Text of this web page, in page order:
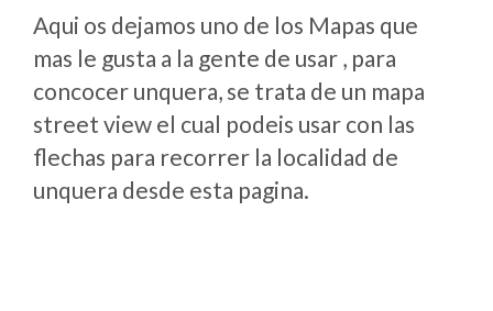
Aqui os dejamos uno de los Mapas que
mas le gusta a la gente de usar , para
concocer unquera, se trata de un mapa
street view el cual podeis usar con las
flechas para recorrer la localidad de
unquera desde esta pagina.